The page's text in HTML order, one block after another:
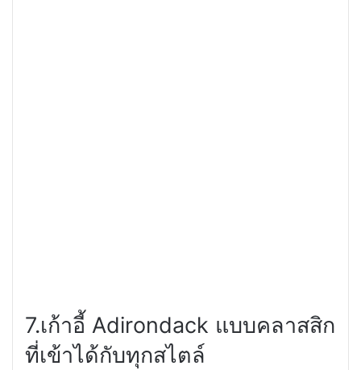
7.เก้าอี้ Adirondack แบบคลาสสิก
ที่เข้าได้กับทุกสไตล์